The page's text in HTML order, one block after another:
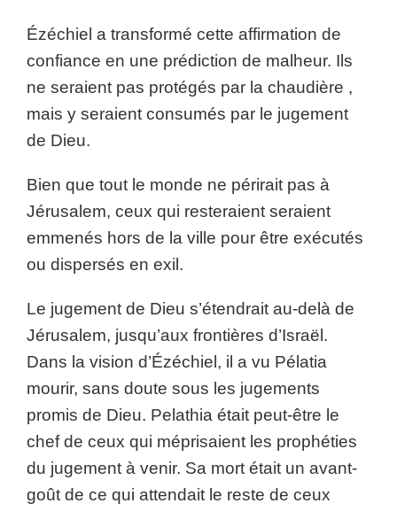
Ézéchiel a transformé cette affirmation de
confiance en une prédiction de malheur. Ils
ne seraient pas protégés par la chaudière ,
mais y seraient consumés par le jugement
de Dieu.
Bien que tout le monde ne périrait pas à
Jérusalem, ceux qui resteraient seraient
emmenés hors de la ville pour être exécutés
ou dispersés en exil.
Le jugement de Dieu s’étendrait au-delà de
Jérusalem, jusqu’aux frontières d’Israël.
Dans la vision d’Ézéchiel, il a vu Pélatia
mourir, sans doute sous les jugements
promis de Dieu. Pelathia était peut-être le
chef de ceux qui méprisaient les prophéties
du jugement à venir. Sa mort était un avant-
goût de ce qui attendait le reste de ceux